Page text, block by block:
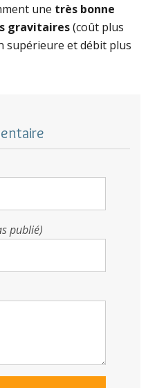
une très bonne
gravitaires(coût plus
supérieure et débit plus
publié)